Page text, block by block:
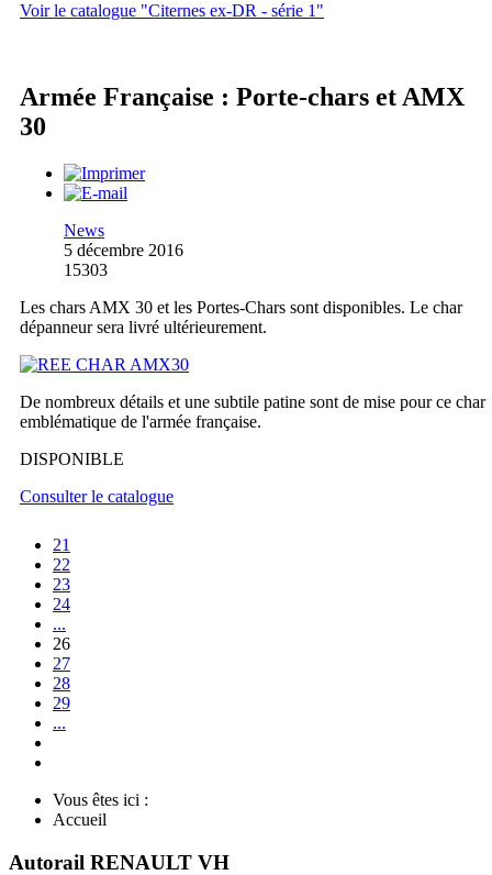
Voir le catalogue "Citernes ex-DR - série 1"
Armée Française : Porte-chars et AMX
30
News
5 décembre 2016
15303
Les chars AMX 30 et les Portes-Chars sont disponibles. Le char
dépanneur sera livré ultérieurement.
De nombreux détails et une subtile patine sont de mise pour ce char
emblématique de l'armée française.
DISPONIBLE
Consulter le catalogue
21
22
23
24
...
26
27
28
29
...
Vous êtes ici :
Accueil
Autorail RENAULT VH